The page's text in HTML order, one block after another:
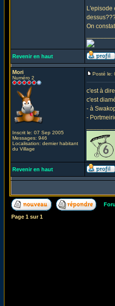
L'episode
On
Revenir en haut
Mori
Numéro 2
Inscrit le: 07 Sep 2005
Messages: 946
Localisation: dernier habitant
du Village
Posté le:
c'est à
c'est
- à
-
Revenir en haut
Page 1 sur1